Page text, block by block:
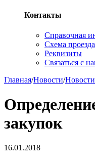
Контакты
Справочная
Схема проезда
Реквизиты
Связаться с
Главная/Новости/Новости
закупок
16.01.2018